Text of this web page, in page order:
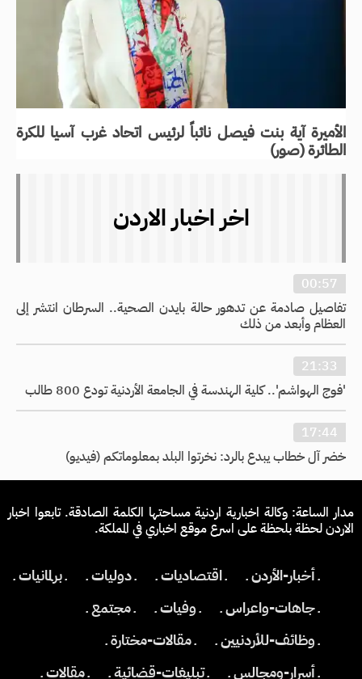
الأميرة آية بنت فيصل نائباً لرئيس اتحاد غرب آسيا للكرة
الطائرة (صور)
اخر اخبار الاردن
00:57
تفاصيل صادمة عن تدهور حالة بايدن الصحية.. السرطان انتشر إلى
العظام وأبعد من ذلك
21:33
'فوج الهواشم'.. كلية الهندسة في الجامعة الأردنية تودع 800 طالب
17:44
خضر آل خطاب يبدع بالرد: نخرتوا البلد بمعلوماتكم (فيديو)
مدار الساعة: وكالة اخبارية اردنية مساحتها الكلمة الصادقة. تابعوا اخبار
الاردن لحظة بلحظة على اسرع موقع اخباري في المملكة.
ـ أخبار-الأردن ـ ـ اقتصاديات ـ ـ دوليات ـ
ـ برلمانيات ـ
ـ جاهات-واعراس ـ
ـ وفيات ـ
ـ مجتمع ـ
ـ وظائف-للأردنيين ـ
ـ مقالات-مختارة ـ
ـ أسرار-ومجالس ـ
ـ تبليغات-قضائية ـ
ـ مقالات ـ